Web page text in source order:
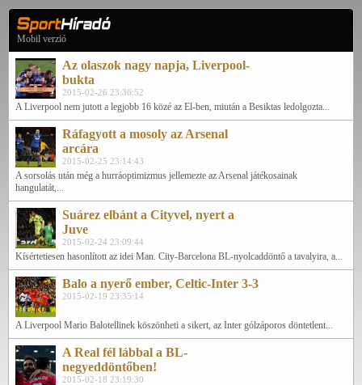
Mobil verzió
Az olaszok nagy napja, Liverpool-
bukta
2015-02-26 23:36:52
A Liverpool nem jutott a legjobb 16 közé az El-ben, miután a Besiktas ledolgozta...
Ráfagyott a mosoly az Arsenal
arcára
2015-02-25 23:14:43
A sorsolás után még a hurráoptimizmus jellemezte az Arsenal játékosainak
hangulatát,...
Suárez elbánt a Cityvel, nyert a
Juve
2015-02-24 23:09:44
Kísértetiesen hasonlított az idei Man. City-Barcelona BL-nyolcaddöntő a tavalyira, a...
Balo a nyerő ember, Celtic-Inter 3-3
2015-02-19 23:35:14
A Liverpool Mario Balotellinek köszönheti a sikert, az Inter gólzáporos döntetlent...
A Real fél lábbal a BL-
negyeddöntőben!
2015-02-18 23:19:30